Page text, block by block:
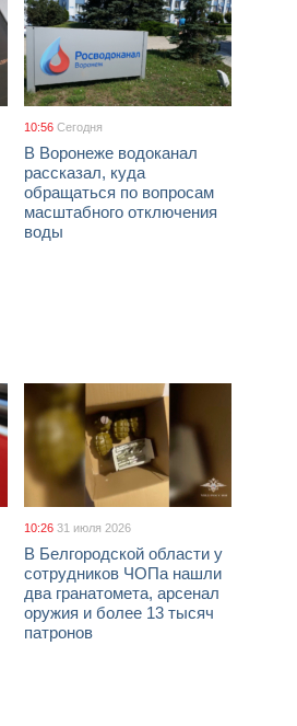
10:56 Сегодня
В Воронеже водоканал
рассказал, куда
обращаться по вопросам
масштабного отключения
воды
10:26 31 июля 2026
В Белгородской области у
сотрудников ЧОПа нашли
два гранатомета, арсенал
оружия и более 13 тысяч
патронов